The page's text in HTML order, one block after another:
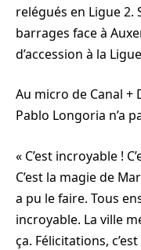
relégués en Ligue 2.
barrages face à
d’accession à la
Au micro de Canal +
Pablo Longoria n’a
« C’est incroyable !
C’est la magie de
a pu le faire. Tous
incroyable. La ville
ça. Félicitations,